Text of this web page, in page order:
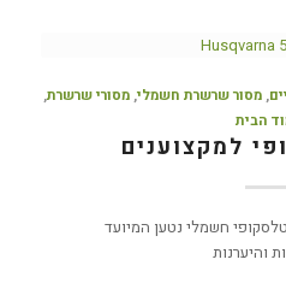
, מסור שרשרת חשמלי, מסורי שרשרת,
הבית
למקצוענים
חשמלי נטען המיועד
והיערנות